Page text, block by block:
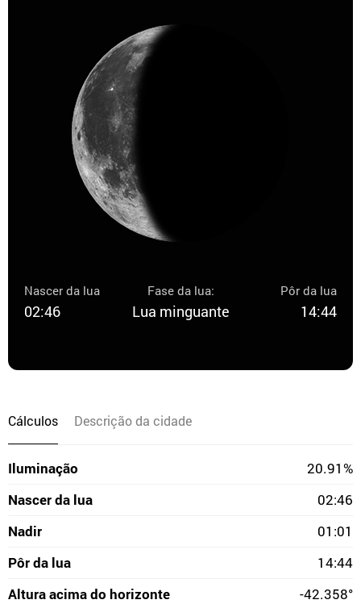
Nascer da lua
02:46
Fase da lua:
Lua minguante
Pôr da lua
14:44
Cálculos Descrição da cidade
Iluminação
20.91%
Nascer da lua
02:46
Nadir
01:01
Pôr da lua
14:44
Altura acima do horizonte
-42.358°